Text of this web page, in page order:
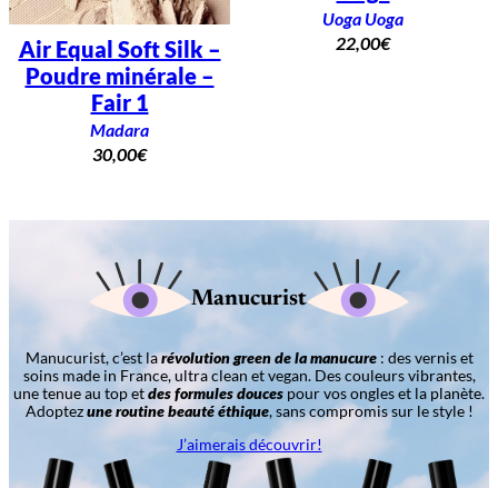
Air Equal Soft Silk –
Poudre minérale –
Fair 1
Madara
30,00€
Uoga Uoga
22,00€
Manucurist
Manucurist, c’est larévolution green de la manucure: des vernis et
soins made in France, ultra clean et vegan. Des couleurs vibrantes,
une tenue au top etdes formules douces pour vos ongles et la planète.
Adoptezune routine beauté éthique, sans compromis sur le style !
J’aimerais découvrir!